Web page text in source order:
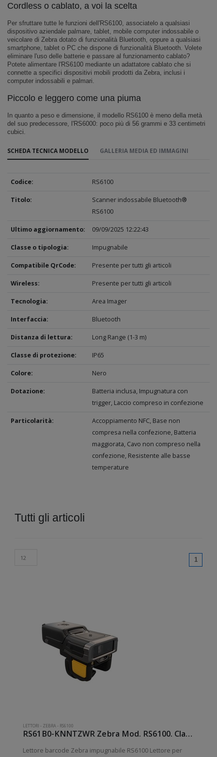
Cordless o cablato, a voi la scelta
Per sfruttare tutte le funzioni dell'RS6100, associatelo a qualsiasi
dispositivo aziendale palmare, tablet, mobile computer indossabile o
veicolare di Zebra dotato di funzionalità Bluetooth, oppure a qualsiasi
smartphone, tablet o PC che dispone di funzionalità Bluetooth. Volete
eliminare l'uso delle batterie e passare al funzionamento cablato?
Potete alimentare l'RS6100 mediante un adattatore cablato che si
connette a specifici dispositivi mobili prodotti da Zebra, inclusi i
computer indossabili e palmari.
Piccolo e leggero come una piuma
In quanto a peso e dimensione, il modello RS6100 è meno della metà
del suo predecessore, l'RS6000: poco più di 56 grammi e 33 centimetri
cubici.
SCHEDA TECNICA MODELLO GALLERIA MEDIA ED IMMAGINI
Codice: RS6100
Titolo:
Scanner indossabile Bluetooth®
RS6100
Ultimo aggiornamento: 09/09/2025 12:22:43
Classe o tipologia: Impugnabile
Compatibile QrCode: Presente per tutti gli articoli
Wireless: Presente per tutti gli articoli
Tecnologia: Area Imager
Interfaccia: Bluetooth
Distanza di lettura: Long Range (1-3 m)
Classe di protezione: IP65
Colore: Nero
Dotazione:
Batteria inclusa, Impugnatura con
trigger, Laccio compreso in confezione
Particolarità:
Accoppiamento NFC, Base non
compresa nella confezione, Batteria
maggiorata, Cavo non compreso nella
confezione, Resistente alle basse
temperature
Tutti gli articoli
1
LETTORI - ZEBRA- RS6100
RS61B0-KNNTZWR Zebra Mod. RS6100. Classificazione: Impugnabile.
Lettore barcode Zebra impugnabile RS6100 Lettore per